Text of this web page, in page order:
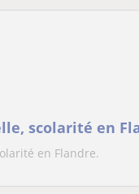
scolarité en
en Flandre.